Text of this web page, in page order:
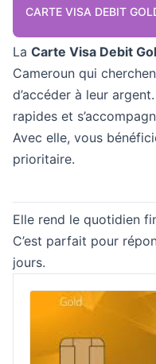
CARTE VISA DEBIT
La Carte Visa Debit
Cameroun qui
d’accéder à leur
rapides et
Avec elle, vous
prioritaire.
Elle rend le quotidien
C’est parfait pour
jours.